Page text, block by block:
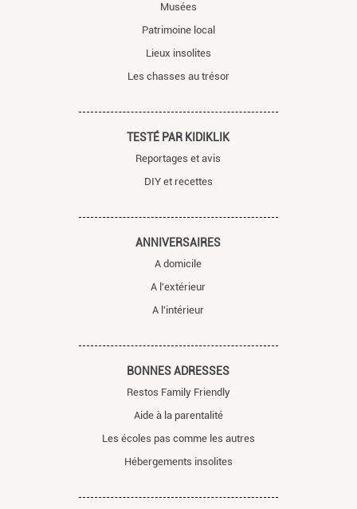
Musées
Patrimoine local
Lieux insolites
Les chasses au trésor
TESTÉ PAR KIDIKLIK
Reportages et avis
DIY et recettes
ANNIVERSAIRES
A domicile
A l'extérieur
A l'intérieur
BONNES ADRESSES
Restos Family Friendly
Aide à la parentalité
Les écoles pas comme les autres
Hébergements insolites